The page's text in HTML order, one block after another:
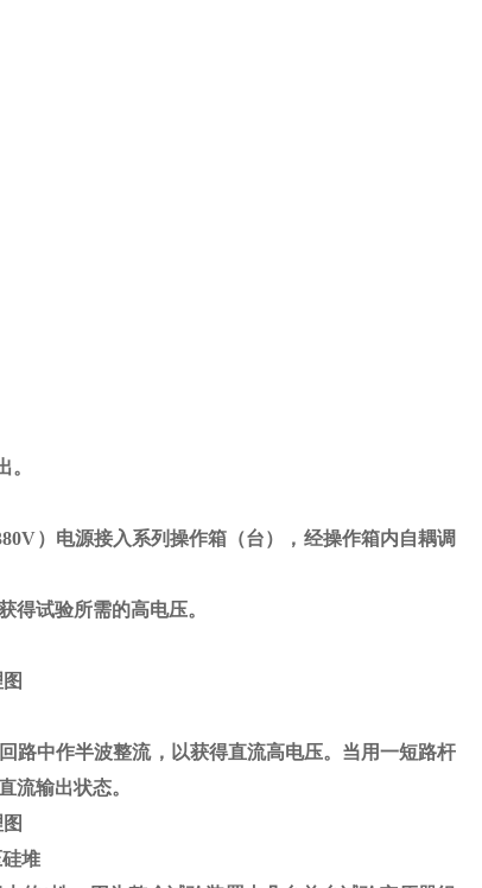
。
）电源接入系列操作箱（台），经操作箱内自耦调
得试验所需的高电压。
路中作半波整流，以获得直流高电压。当用一短路杆
流输出状态。
堆